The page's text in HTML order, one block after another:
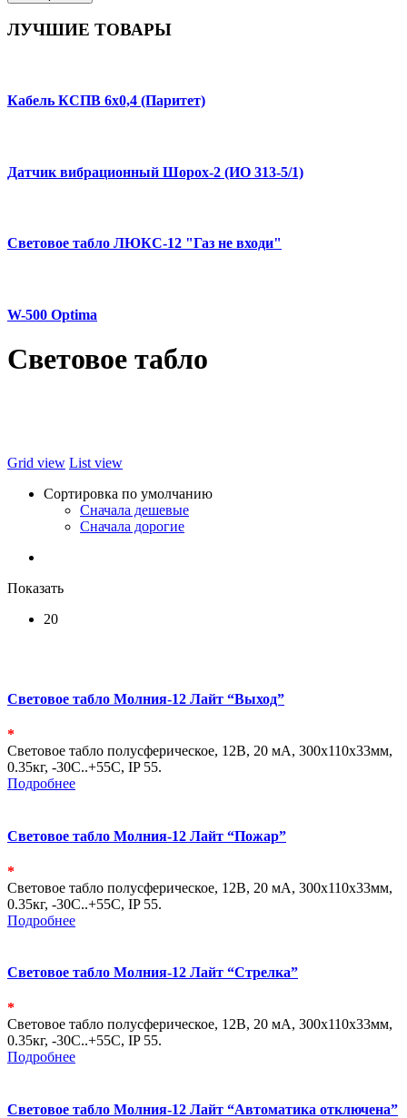
ЛУЧШИЕ ТОВАРЫ
Кабель КСПВ 6х0,4 (Паритет)
Датчик вибрационный Шорох-2 (ИО 313-5/1)
Световое табло ЛЮКС-12 "Газ не входи"
W-500 Optima
Световое табло
Grid view List view
Сортировка по умолчанию
Сначала дешевые
Сначала дорогие
Показать
20
Световое табло Молния-12 Лайт “Выход”
*
Световое табло полусферическое, 12В, 20 мА, 300х110х33мм,
0.35кг, -30С..+55С, IP 55.
Подробнее
Световое табло Молния-12 Лайт “Пожар”
*
Световое табло полусферическое, 12В, 20 мА, 300х110х33мм,
0.35кг, -30С..+55С, IP 55.
Подробнее
Световое табло Молния-12 Лайт “Стрелка”
*
Световое табло полусферическое, 12В, 20 мА, 300х110х33мм,
0.35кг, -30С..+55С, IP 55.
Подробнее
Световое табло Молния-12 Лайт “Автоматика отключена”